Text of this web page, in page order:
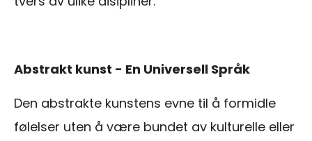
Abstrakt kunst - En Universell Språk
Den abstrakte kunstens evne til å formidle
følelser uten å være bundet av kulturelle eller